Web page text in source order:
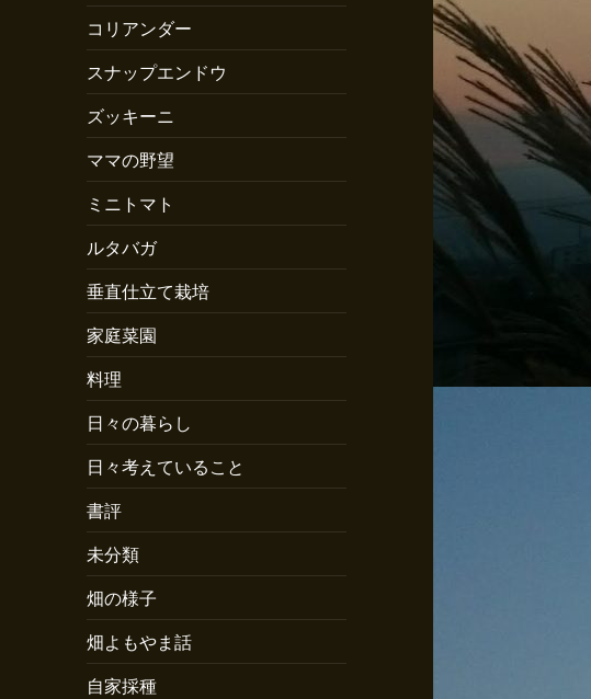
コリアンダー
スナップエンドウ
ズッキーニ
ママの野望
ミニトマト
ルタバガ
垂直仕立て栽培
家庭菜園
料理
日々の暮らし
日々考えていること
書評
未分類
畑の様子
畑よもやま話
自家採種